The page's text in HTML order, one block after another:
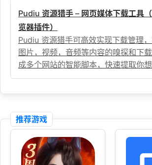
Pudiu 资源猎手 – 网页媒体下载工具
览器插件）
Pudiu 资源猎手可高效实现下载管理
图片，视频，音频等内容的嗅探和下
成多个网站的智能脚本，快速提取你想
推荐游戏